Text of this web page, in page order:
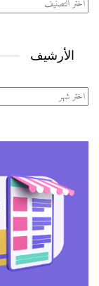
الأرشيف
الأرشيف